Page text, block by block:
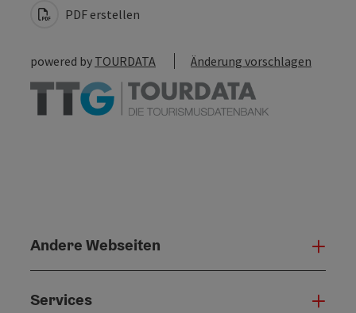
PDF erstellen
powered by TOURDATA Änderung vorschlagen
Andere Webseiten
Services